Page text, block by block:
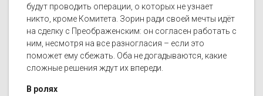
будут проводить операции, о которых не узнает
никто, кроме Комитета. Зорин ради своей мечты идёт
на сделку с Преображенским: он согласен работать с
ним, несмотря на все разногласия – если это
поможет ему сбежать. Оба не догадываются, какие
сложные решения ждут их впереди.
В ролях